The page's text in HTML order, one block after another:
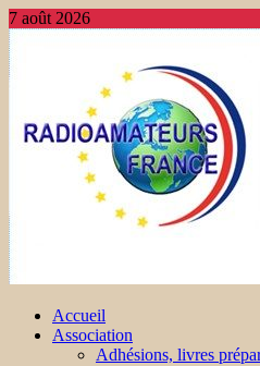
7 août 2026
Accueil
Association
Adhésions, livres